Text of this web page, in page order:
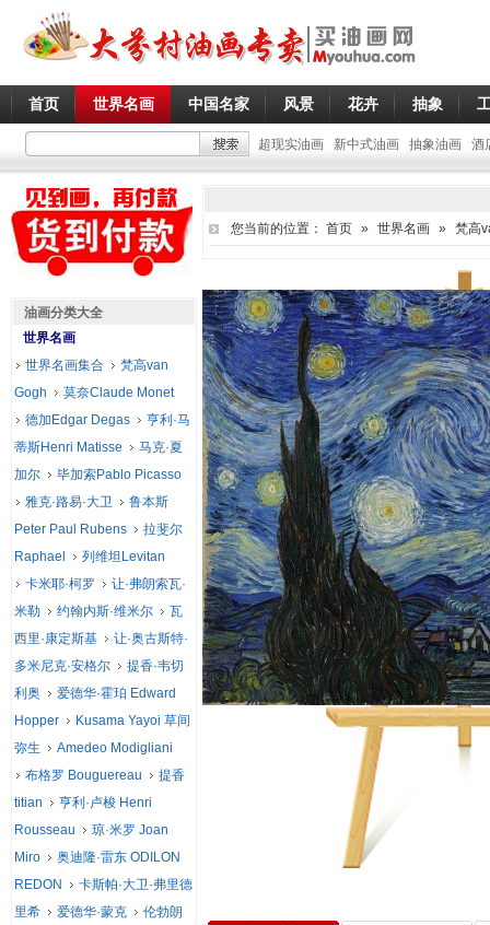
首页 世界名画 中国名家 风景 花卉 抽象
超现实油画 新中式油画 抽象油画 酒
您当前的位置： 首页 » 世界名画 » 梵高
油画分类大全
世界名画
世界名画集合
梵高van
Gogh
莫奈Claude Monet
德加Edgar Degas
亨利·马
蒂斯Henri Matisse
马克·夏
加尔
毕加索Pablo Picasso
雅克·路易·大卫
鲁本斯
Peter Paul Rubens
拉斐尔
Raphael
列维坦Levitan
卡米耶·柯罗
让·弗朗索瓦·
米勒
约翰内斯·维米尔
瓦
西里·康定斯基
让·奥古斯特·
多米尼克·安格尔
提香·韦切
利奥
爱德华·霍珀 Edward
Hopper
Kusama Yayoi 草间
弥生
Amedeo Modigliani
布格罗 Bouguereau
提香
titian
亨利·卢梭 Henri
Rousseau
琼·米罗 Joan
Miro
奥迪隆·雷东 ODILON
REDON
卡斯帕·大卫·弗里德
里希
爱德华·蒙克
伦勃朗